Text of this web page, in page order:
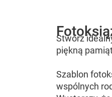
Stwórz
piękną
Szablon
wspólnych